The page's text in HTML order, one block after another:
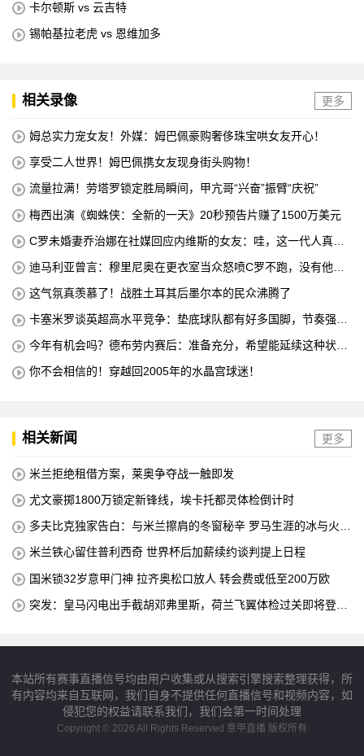
卡尔顿斯 vs 云吉特
锡帕基拉老虎 vs 恩维加多
相关录像 更多
姆总实力宠女友！外媒：姆巴佩豪购奢侈珠宝哄女友开心！
享受二人世界！姆巴佩携女友现身街头购物！
流量拉满！劳塔罗锁定胜局瞬间，甲亢哥“兴奋”振臂“庆祝”
梅西出演《蜘蛛侠：全新的一天》20秒预告片赚了1500万美元
C罗未婚妻乔治娜在社媒回应内维斯的女友：哇，这一代人真劲
迪马利亚曾言：穆里尼奥在更衣室当众怒喷C罗不跑，没有他不
这气氛真羡慕了！战胜土耳其后墨尔本的民众沸腾了
卡塞米罗谈英超高水平竞争：垫底球队都有好多国脚，节奏强度
今年有机会吗？德布劳内赛后：准备充分，希望能延续这种状
你不会相信的！穿越回2005年的水晶宫球迷！
相关新闻 更多
米兰拒绝租借方案，莱奥争夺战一触即发
尤文豪掷1800万锁定新锋线，埃卡托都灵体检倒计时
多夫比克独家告白：与米兰擦肩的冬窗秘辛 罗马生涯的冰与火之
米兰铁心留住普利西奇 世界杯后加薪续约谈判提上日程
国米锁32岁意甲门神 拉齐奥松口放人 转会费或低至200万欧
突发：皇马闪电出手截胡邓弗里斯，荷兰飞翼体检过关即将登陆
本站所有赛事直播信号均由用户收集或从搜索引擎搜索整理获得，所
有内容均来自互联网，我们自身不提供任何直播信号和视频内容，如
侵犯您的权益请联系我们，我们会第一时间处理
Copyright © 2026 All Rights Reserved 意甲直播 版权所有